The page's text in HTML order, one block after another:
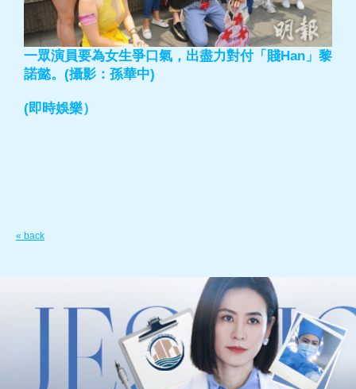
一眾演員要為女生爭口氣，出盡力對付「賤Han」黎
諾懿。(攝影：孫華中)
(即時娛樂）
« back